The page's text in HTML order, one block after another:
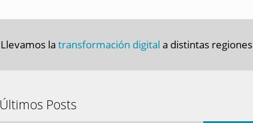
Llevamos la transformación digital a distintas regiones
Últimos Posts